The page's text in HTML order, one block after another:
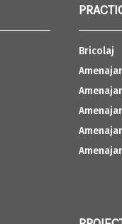
Bricolaj